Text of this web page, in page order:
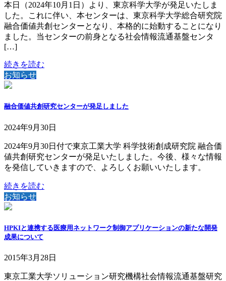
本日（2024年10月1日）より、東京科学大学が発足いたしま
した。これに伴い、本センターは、東京科学大学総合研究院
融合価値共創センターとなり、本格的に始動することになり
ました。当センターの前身となる社会情報流通基盤センタ
[…]
続きを読む
お知らせ
融合価値共創研究センターが発足しました
2024年9月30日
2024年9月30日付で東京工業大学 科学技術創成研究院 融合価
値共創研究センターが発足いたしました。今後、様々な情報
を発信していきますので、よろしくお願いいたします。
続きを読む
お知らせ
HPKIと連携する医療用ネットワーク制御アプリケーションの新たな開発
成果について
2015年3月28日
東京工業大学ソリューション研究機構社会情報流通基盤研究